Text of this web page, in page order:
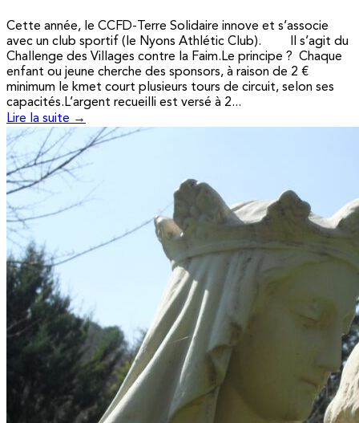
Cette année, le CCFD-Terre Solidaire innove et s’associe
avec un club sportif (le Nyons Athlétic Club). Il s’agit du
Challenge des Villages contre la Faim.Le principe ? Chaque
enfant ou jeune cherche des sponsors, à raison de 2 €
minimum le kmet court plusieurs tours de circuit, selon ses
capacités.L’argent recueilli est versé à 2...
Lire la suite →